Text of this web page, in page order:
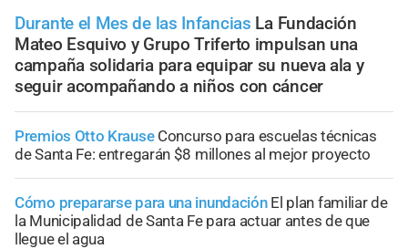
Durante el Mes de las Infancias La Fundación
Mateo Esquivo y Grupo Triferto impulsan una
campaña solidaria para equipar su nueva ala y
seguir acompañando a niños con cáncer
Premios Otto Krause Concurso para escuelas técnicas
de Santa Fe: entregarán $8 millones al mejor proyecto
Cómo prepararse para una inundación El plan familiar de
la Municipalidad de Santa Fe para actuar antes de que
llegue el agua